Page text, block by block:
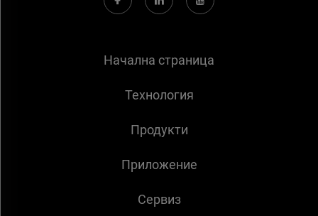
Начална страница
Технология
Продукти
Приложение
Сервиз